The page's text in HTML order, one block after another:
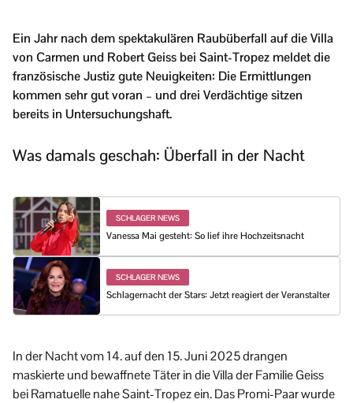
Ein Jahr nach dem spektakulären Raubüberfall auf die Villa
von Carmen und Robert Geiss bei Saint-Tropez meldet die
französische Justiz gute Neuigkeiten: Die Ermittlungen
kommen sehr gut voran – und drei Verdächtige sitzen
bereits in Untersuchungshaft.
Was damals geschah: Überfall in der Nacht
SCHLAGER NEWS
Vanessa Mai gesteht: So lief ihre Hochzeitsnacht
SCHLAGER NEWS
Schlagernacht der Stars: Jetzt reagiert der Veranstalter
In der Nacht vom 14. auf den 15. Juni 2025 drangen
maskierte und bewaffnete Täter in die Villa der Familie Geiss
bei Ramatuelle nahe Saint-Tropez ein. Das Promi-Paar wurde